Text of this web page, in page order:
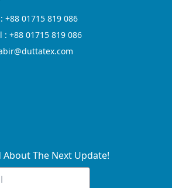
+88 01715 819 086
: +88 01715 819 086
The Next Update!